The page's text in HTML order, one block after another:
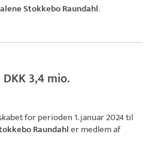
Stokkebo Raundahl.
3,4 mio.
for perioden 1. januar 2024 til
Raundahler medlem af